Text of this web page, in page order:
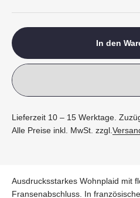
In den
Lieferzeit 10 – 15 Werktage.
Alle Preise inkl. MwSt. zzgl.
Ausdrucksstarkes Wohnplaid mit
Fransenabschluss. In